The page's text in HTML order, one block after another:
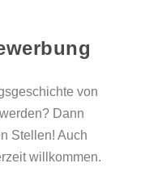
von
Dann
Stellen! Auch
willkommen.